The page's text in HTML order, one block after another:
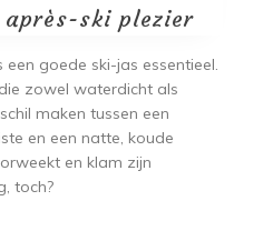
ski plezier
goede ski-jas essentieel.
die zowel waterdicht als
maken tussen een
en een natte, koude
en klam zijn
toch?